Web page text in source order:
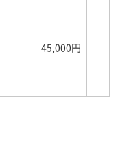
45,000円